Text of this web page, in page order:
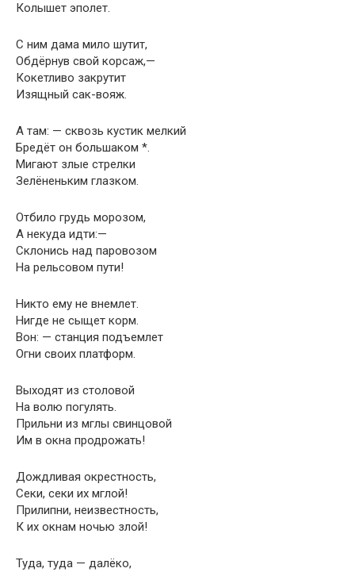
Колышет эполет.
С ним дама мило шутит,
Обдёрнув свой корсаж,—
Кокетливо закрутит
Изящный сак-вояж.
А там: — сквозь кустик мелкий
Бредёт он большаком *.
Мигают злые стрелки
Зелёненьким глазком.
Отбило грудь морозом,
А некуда идти:—
Склонись над паровозом
На рельсовом пути!
Никто ему не внемлет.
Нигде не сыщет корм.
Вон: — станция подъемлет
Огни своих платформ.
Выходят из столовой
На волю погулять.
Прильни из мглы свинцовой
Им в окна продрожать!
Дождливая окрестность,
Секи, секи их мглой!
Прилипни, неизвестность,
К их окнам ночью злой!
Туда, туда — далёко,